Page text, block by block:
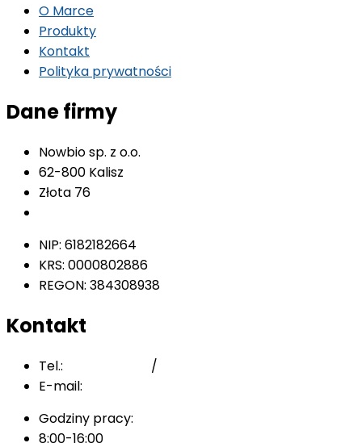
O Marce
Produkty
Kontakt
Polityka prywatności
Dane firmy
Nowbio sp. z o.o.
62-800 Kalisz
Złota 76
NIP: 6182182664
KRS: 0000802886
REGON: 384308938
Kontakt
Tel.: /
E-mail:
Godziny pracy:
8:00-16:00